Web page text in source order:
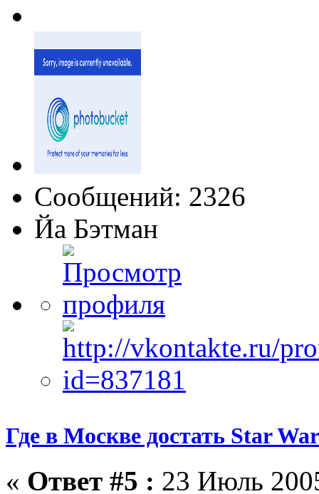
Сообщений: 2326
Йа Бэтман
Где в Москве достать Star
« Ответ #5 : 23 Июль